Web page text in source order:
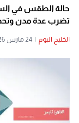
حالة الطقس في
تضرب عدة مدن
الخليج اليوم | 24 مارس 2026